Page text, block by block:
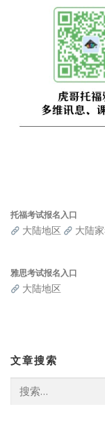
托福考试报名入口
大陆地区 大陆
雅思考试报名入口
大陆地区
文章搜索
索：